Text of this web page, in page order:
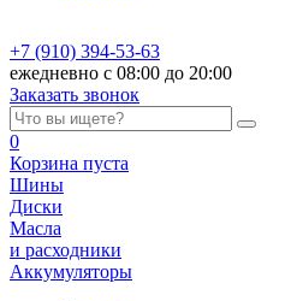
+7 (910) 394-53-63
ежедневно с 08:00 до 20:00
Заказать звонок
0
Корзина пуста
Шины
Диски
Масла
и расходники
Аккумуляторы